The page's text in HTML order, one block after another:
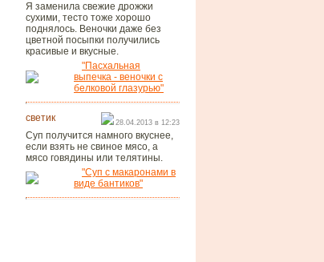
Я заменила свежие дрожжи
сухими, тесто тоже хорошо
поднялось. Веночки даже без
цветной посыпки получились
красивые и вкусные.
"Пасхальная
выпечка - веночки с
белковой глазурью"
светик 28.04.2013 в 12:23
Суп получится намного вкуснее,
если взять не свиное мясо, а
мясо говядины или телятины.
"Суп с макаронами в
виде бантиков"